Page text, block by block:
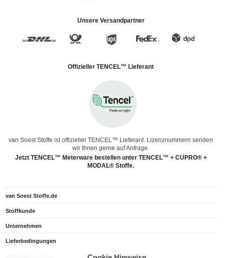
Unsere Versandpartner
Offizieller TENCEL™ Lieferant
van Soest Stoffe ist offizieller TENCEL™ Lieferant. Lizenznummern senden
wir Ihnen gerne auf Anfrage.
Jetzt TENCEL™ Meterware bestellen unter TENCEL™ + CUPRO® +
MODAL® Stoffe.
van Soest Stoffe.de
Stoffkunde
Unternehmen
Lieferbedingungen